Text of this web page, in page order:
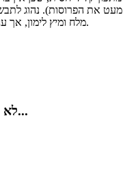
מעט את הפרוסות). נהוג
מלח ומיץ לימון, אך עניין התיבול הוא גם לפי טעם אישי כמובן.
לא כדאי לפספס...